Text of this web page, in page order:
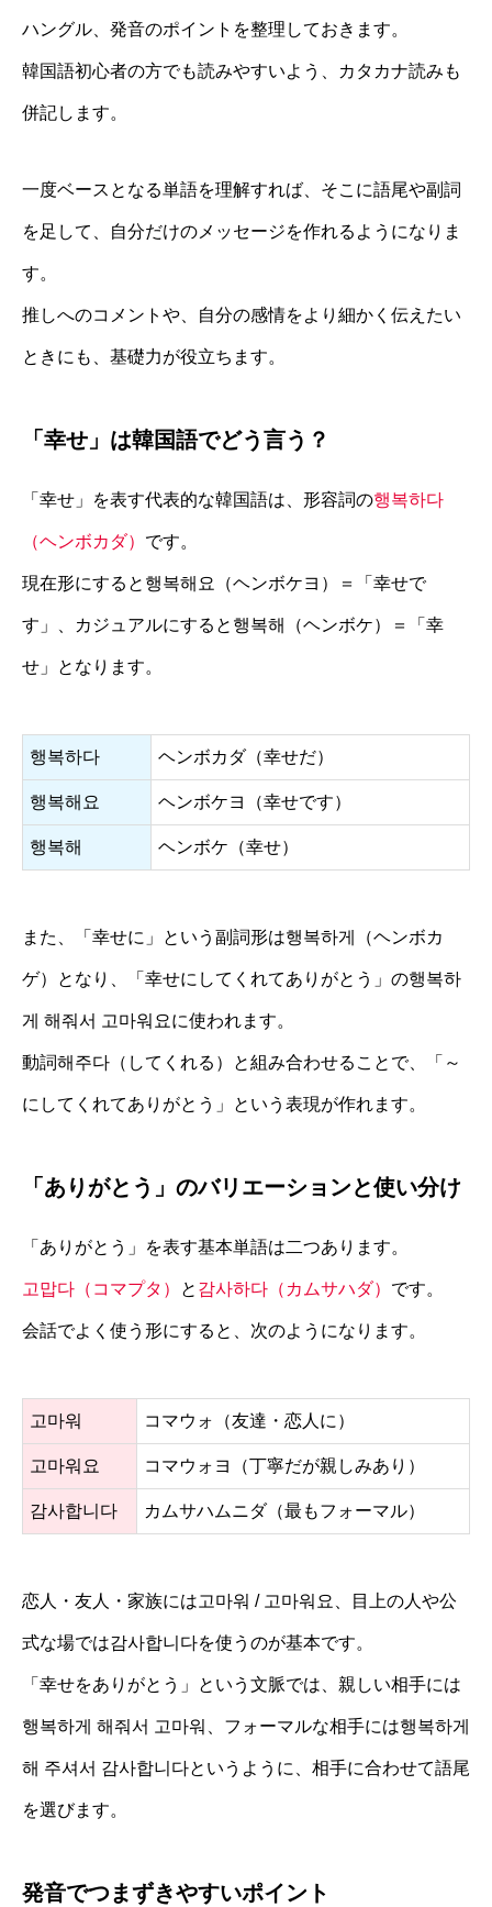
ハングル、発音のポイントを整理しておきます。
韓国語初心者の方でも読みやすいよう、カタカナ読みも
併記します。
一度ベースとなる単語を理解すれば、そこに語尾や副詞
を足して、自分だけのメッセージを作れるようになりま
す。
推しへのコメントや、自分の感情をより細かく伝えたい
ときにも、基礎力が役立ちます。
「幸せ」は韓国語でどう言う？
「幸せ」を表す代表的な韓国語は、形容詞の행복하다
（ヘンボカダ） です。
現在形にすると행복해요（ヘンボケヨ）＝「幸せで
す」、カジュアルにすると행복해（ヘンボケ）＝「幸
せ」となります。
행복하다 ヘンボカダ（幸せだ）
행복해요 ヘンボケヨ（幸せです）
행복해 ヘンボケ（幸せ）
また、「幸せに」という副詞形は행복하게（ヘンボカ
ゲ）となり、「幸せにしてくれてありがとう」の행복하
게 해줘서 고마워요に使われます。
動詞해주다（してくれる）と組み合わせることで、「～
にしてくれてありがとう」という表現が作れます。
「ありがとう」のバリエーションと使い分け
「ありがとう」を表す基本単語は二つあります。
고맙다（コマプタ） と 감사하다（カムサハダ） です。
会話でよく使う形にすると、次のようになります。
고마워 コマウォ（友達・恋人に）
고마워요 コマウォヨ（丁寧だが親しみあり）
감사합니다 カムサハムニダ（最もフォーマル）
恋人・友人・家族には고마워 / 고마워요、目上の人や公
式な場では감사합니다を使うのが基本です。
「幸せをありがとう」という文脈では、親しい相手には
행복하게 해줘서 고마워、フォーマルな相手には행복하게
해 주셔서 감사합니다というように、相手に合わせて語尾
を選びます。
発音でつまずきやすいポイント